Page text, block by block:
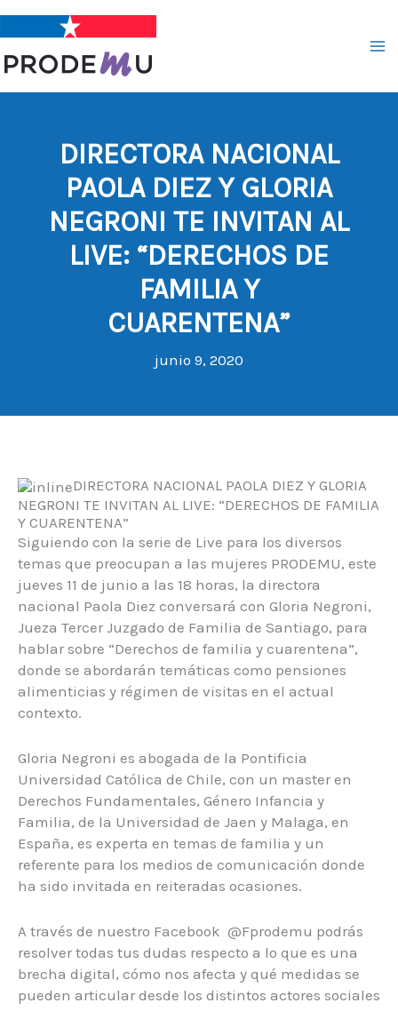
contenido
DIRECTORA NACIONAL
PAOLA DIEZ Y GLORIA
NEGRONI TE INVITAN AL
LIVE: “DERECHOS DE
FAMILIA Y
CUARENTENA”
junio 9, 2020
DIRECTORA NACIONAL PAOLA DIEZ Y GLORIA
NEGRONI TE INVITAN AL LIVE: “DERECHOS DE FAMILIA
Y CUARENTENA”
Siguiendo con la serie de Live para los diversos
temas que preocupan a las mujeres PRODEMU, este
jueves 11 de junio a las 18 horas, la directora
nacional Paola Diez conversará con Gloria Negroni,
Jueza Tercer Juzgado de Familia de Santiago, para
hablar sobre “Derechos de familia y cuarentena”,
donde se abordarán temáticas como pensiones
alimenticias y régimen de visitas en el actual
contexto.
Gloria Negroni es abogada de la Pontificia
Universidad Católica de Chile, con un master en
Derechos Fundamentales, Género Infancia y
Familia, de la Universidad de Jaen y Malaga, en
España, es experta en temas de familia y un
referente para los medios de comunicación donde
ha sido invitada en reiteradas ocasiones.
A través de nuestro Facebook @Fprodemu podrás
resolver todas tus dudas respecto a lo que es una
brecha digital, cómo nos afecta y qué medidas se
pueden articular desde los distintos actores sociales